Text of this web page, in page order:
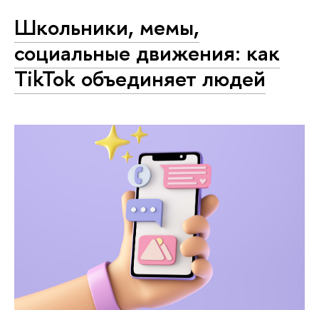
Школьники, мемы,
социальные движения: как
TikTok объединяет людей